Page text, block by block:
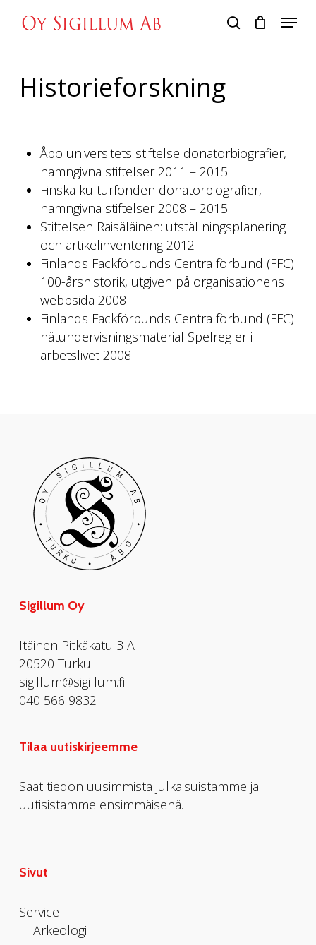
search
Menu
Historieforskning
Åbo universitets stiftelse donatorbiografier,
namngivna stiftelser 2011 – 2015
Finska kulturfonden donatorbiografier,
namngivna stiftelser 2008 – 2015
Stiftelsen Räisäläinen: utställningsplanering
och artikelinventering 2012
Finlands Fackförbunds Centralförbund (FFC)
100-årshistorik, utgiven på organisationens
webbsida 2008
Finlands Fackförbunds Centralförbund (FFC)
nätundervisningsmaterial Spelregler i
arbetslivet 2008
Sigillum Oy
Itäinen Pitkäkatu 3 A
20520 Turku
sigillum@sigillum.fi
040 566 9832
Tilaa uutiskirjeemme
Saat tiedon uusimmista julkaisuistamme ja
uutisistamme ensimmäisenä.
Sivut
Service
Arkeologi